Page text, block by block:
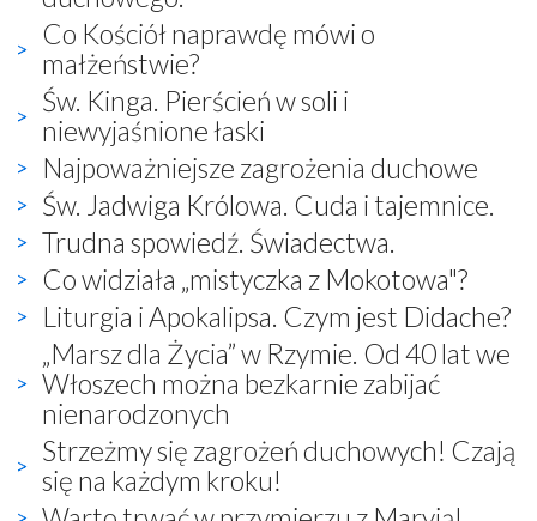
Co Kościół naprawdę mówi o
małżeństwie?
Św. Kinga. Pierścień w soli i
niewyjaśnione łaski
Najpoważniejsze zagrożenia duchowe
Św. Jadwiga Królowa. Cuda i tajemnice.
Trudna spowiedź. Świadectwa.
Co widziała „mistyczka z Mokotowa"?
Liturgia i Apokalipsa. Czym jest Didache?
„Marsz dla Życia” w Rzymie. Od 40 lat we
Włoszech można bezkarnie zabijać
nienarodzonych
Strzeżmy się zagrożeń duchowych! Czają
się na każdym kroku!